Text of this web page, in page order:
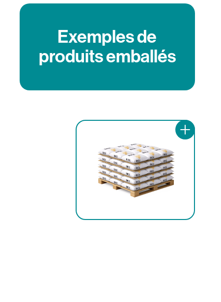
Exemples de
produits emballés